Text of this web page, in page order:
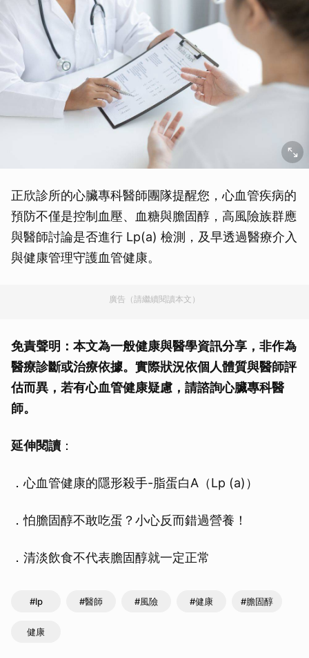
正欣診所的心臟專科醫師團隊提醒您，心血管疾病的
預防不僅是控制血壓、血糖與膽固醇，高風險族群應
與醫師討論是否進行 Lp(a) 檢測，及早透過醫療介入
與健康管理守護血管健康。
廣告（請繼續閱讀本文）
免責聲明：本文為一般健康與醫學資訊分享，非作為
醫療診斷或治療依據。實際狀況依個人體質與醫師評
估而異，若有心血管健康疑慮，請諮詢心臟專科醫
師。
延伸閱讀：
．心血管健康的隱形殺手-脂蛋白A（Lp (a)）
．怕膽固醇不敢吃蛋？小心反而錯過營養！
．清淡飲食不代表膽固醇就一定正常
#lp #醫師 #風險 #健康 #膽固醇
健康